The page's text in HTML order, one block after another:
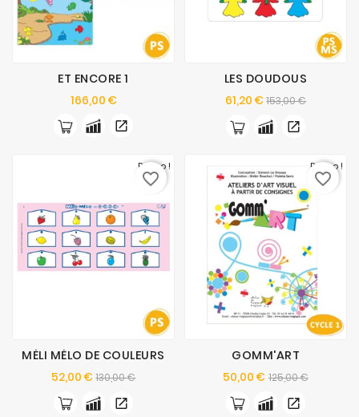
ET ENCORE 1
166,00 €Prix
LES DOUDOUS
61,20 €Prix
de
base
153,00 €Prix
Promo !
MÉLI MÉLO DE COULEURS
52,00 €Prix
base
130,00 €Prix
favorite_border
Promo !
GOMM'ART
50,00 € Prix
base
125,00 €Prix
favorite_border